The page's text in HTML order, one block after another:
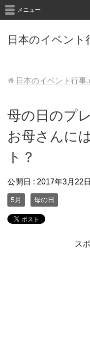
日本のイベント
メニュー
日本のイベント行事
母の日のプ
お母さんに
ト？
公開日 : 2017年3月22日
5月 母の日
ス